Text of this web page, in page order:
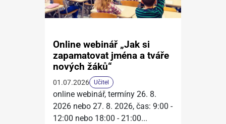
Online webinář „Jak si
zapamatovat jména a tváře
nových žáků“
01.07.2026 Učitel
online webinář, termíny 26. 8.
2026 nebo 27. 8. 2026, čas: 9:00 -
12:00 nebo 18:00 - 21:00...